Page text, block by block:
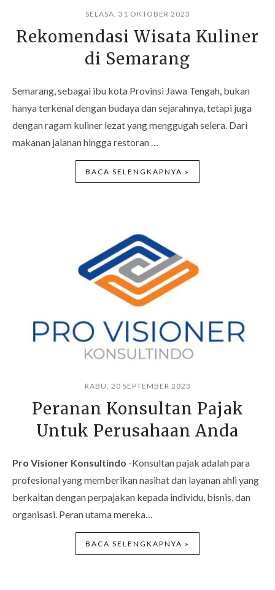
SELASA, 31 OKTOBER 2023
Rekomendasi Wisata Kuliner
di Semarang
Semarang, sebagai ibu kota Provinsi Jawa Tengah, bukan
hanya terkenal dengan budaya dan sejarahnya, tetapi juga
dengan ragam kuliner lezat yang menggugah selera. Dari
makanan jalanan hingga restoran …
BACA SELENGKAPNYA »
RABU, 20 SEPTEMBER 2023
Peranan Konsultan Pajak
Untuk Perusahaan Anda
Pro Visioner Konsultindo -Konsultan pajak adalah para
profesional yang memberikan nasihat dan layanan ahli yang
berkaitan dengan perpajakan kepada individu, bisnis, dan
organisasi. Peran utama mereka…
BACA SELENGKAPNYA »